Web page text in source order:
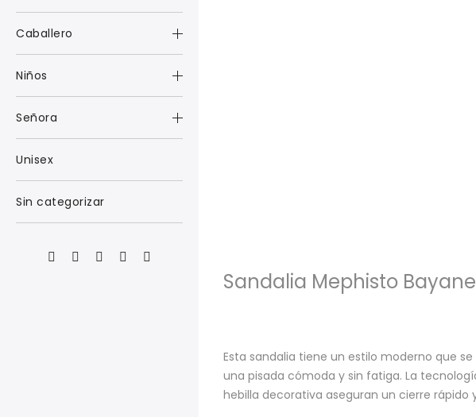
Caballero
Niños
Señora
Unisex
Sin categorizar
Sandalia Mephisto Bayane
Esta sandalia tiene un estilo moderno que
una pisada cómoda y sin fatiga. La
hebilla decorativa aseguran un cierre